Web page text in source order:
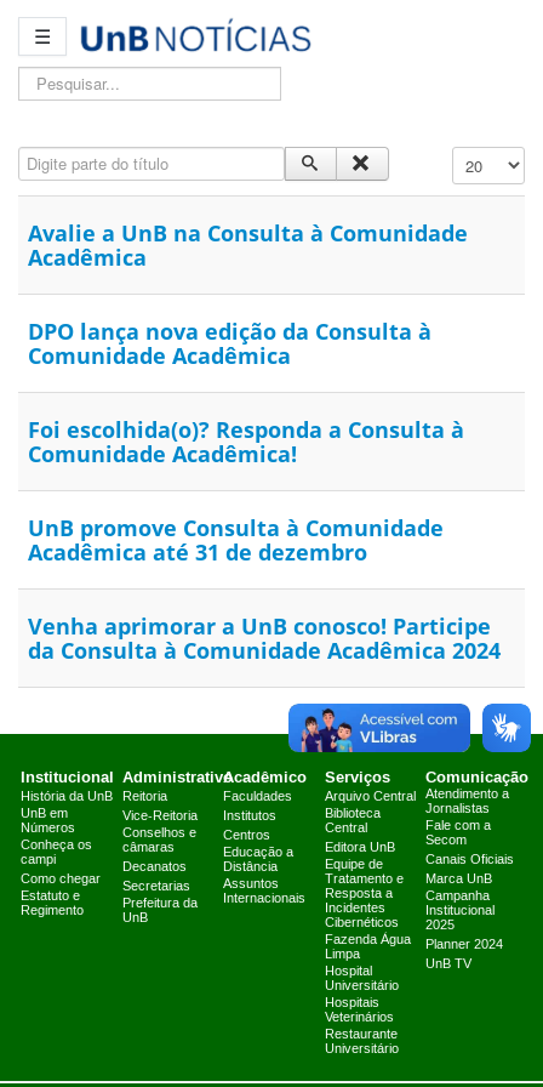
☰
Pesquisar...
Digite parte do título Exibir #
Avalie a UnB na Consulta à Comunidade
Acadêmica
DPO lança nova edição da Consulta à
Comunidade Acadêmica
Foi escolhida(o)? Responda a Consulta à
Comunidade Acadêmica!
UnB promove Consulta à Comunidade
Acadêmica até 31 de dezembro
Venha aprimorar a UnB conosco! Participe
da Consulta à Comunidade Acadêmica 2024
Institucional
História da UnB
UnB em
Números
Conheça os
campi
Como chegar
Estatuto e
Regimento
Administrativo
Reitoria
Vice-Reitoria
Conselhos e
câmaras
Decanatos
Secretarias
Prefeitura da
UnB
Acadêmico
Faculdades
Institutos
Centros
Educação a
Distância
Assuntos
Internacionais
Serviços
Arquivo Central
Biblioteca
Central
Editora UnB
Equipe de
Tratamento e
Resposta a
Incidentes
Cibernéticos
Fazenda Água
Limpa
Hospital
Universitário
Hospitais
Veterinários
Restaurante
Universitário
Comunicação
Atendimento a
Jornalistas
Fale com a
Secom
Canais Oficiais
Marca UnB
Campanha
Institucional
2025
Planner 2024
UnB TV